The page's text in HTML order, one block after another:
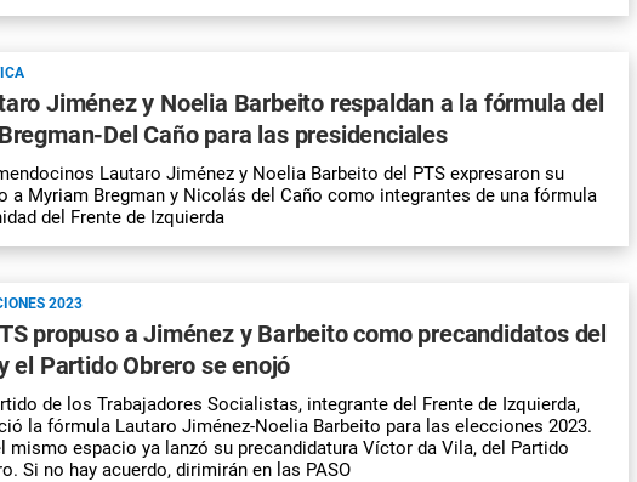
Jiménez y Noelia Barbeito respaldan a la fórmula del
Del Caño para las presidenciales
Lautaro Jiménez y Noelia Barbeito del PTS expresaron su
a Myriam Bregman y Nicolás del Caño como integrantes de una fórmula
del Frente de Izquierda
2023
propuso a Jiménez y Barbeito como precandidatos del
el Partido Obrero se enojó
de los Trabajadores Socialistas, integrante del Frente de Izquierda,
la fórmula Lautaro Jiménez-Noelia Barbeito para las elecciones 2023.
mismo espacio ya lanzó su precandidatura Víctor da Vila, del Partido
Si no hay acuerdo, dirimirán en las PASO